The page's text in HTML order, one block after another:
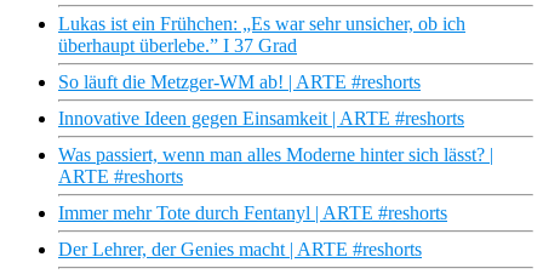
Lukas ist ein Frühchen: „Es war sehr unsicher, ob ich
überhaupt überlebe.” I 37 Grad
So läuft die Metzger-WM ab! | ARTE #reshorts
Innovative Ideen gegen Einsamkeit | ARTE #reshorts
Was passiert, wenn man alles Moderne hinter sich lässt? |
ARTE #reshorts
Immer mehr Tote durch Fentanyl | ARTE #reshorts
Der Lehrer, der Genies macht | ARTE #reshorts